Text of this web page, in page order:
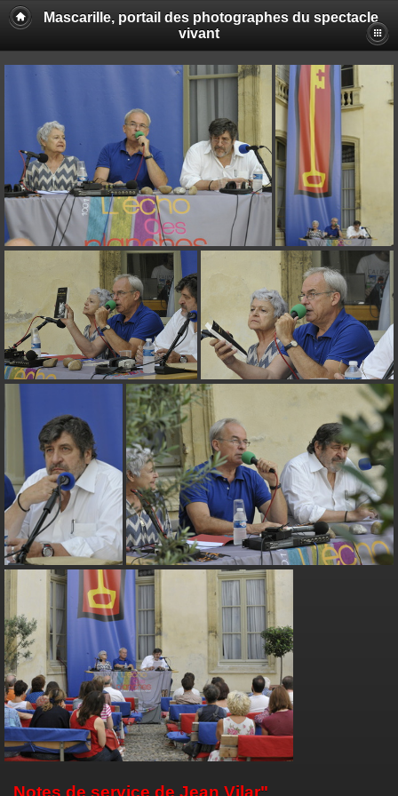
Mascarille, portail des photographes du spectacle
vivant
Notes de service de Jean Vilar"